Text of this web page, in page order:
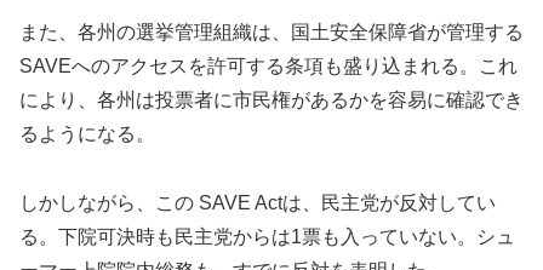
また、各州の選挙管理組織は、国土安全保障省が管理する
SAVEへのアクセスを許可する条項も盛り込まれる。これ
により、各州は投票者に市民権があるかを容易に確認でき
るようになる。
しかしながら、この SAVE Actは、民主党が反対してい
る。下院可決時も民主党からは1票も入っていない。シュ